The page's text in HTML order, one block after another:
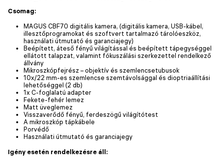
Csomag:
MAGUS CBF70 digitális kamera, (digitális kamera, USB-kábel,
illesztőprogramokat és szoftvert tartalmazó tárolóeszköz,
használati útmutató és garanciajegy)
Beépített, áteső fényű világítással és beépített tápegységgel
ellátott talapzat, valamint fókuszálási szerkezettel rendelkező
állvány
Mikroszkópfejrész – objektív és szemlencsetubusok
10x/22 mm-es szemlencse szemtávolsággal és dioptriaállítási
lehetőséggel (2 db)
1х C-foglalatú adapter
Fekete-fehér lemez
Matt üveglemez
Visszaverődő fényű, ferdeszögű világítótest
A mikroszkóp tápkábele
Porvédő
Használati útmutató és garanciajegy
Igény esetén rendelkezésre áll: